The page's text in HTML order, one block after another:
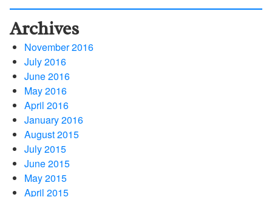
Archives
November 2016
July 2016
June 2016
May 2016
April 2016
January 2016
August 2015
July 2015
June 2015
May 2015
April 2015